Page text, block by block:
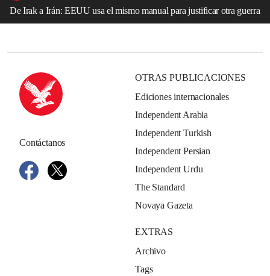
De Irak a Irán: EEUU usa el mismo manual para justificar otra guerra
Contáctanos
OTRAS PUBLICACIONES
Ediciones internacionales
Independent Arabia
Independent Turkish
Independent Persian
Independent Urdu
The Standard
Novaya Gazeta
EXTRAS
Archivo
Tags